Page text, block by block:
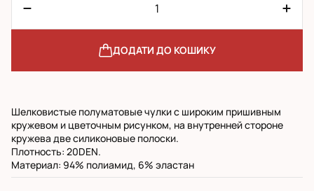
ДОДАТИ ДО КОШИКУ
Шелковистые полуматовые чулки с широким пришивным
кружевом и цветочным рисунком, на внутренней стороне
кружева две силиконовые полоски.
Плотность: 20DEN.
Материал: 94% полиамид, 6% эластан